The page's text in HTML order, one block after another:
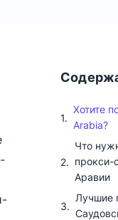
Хотите
Arabia?
Что
прокси-
Аравии
Лучшие